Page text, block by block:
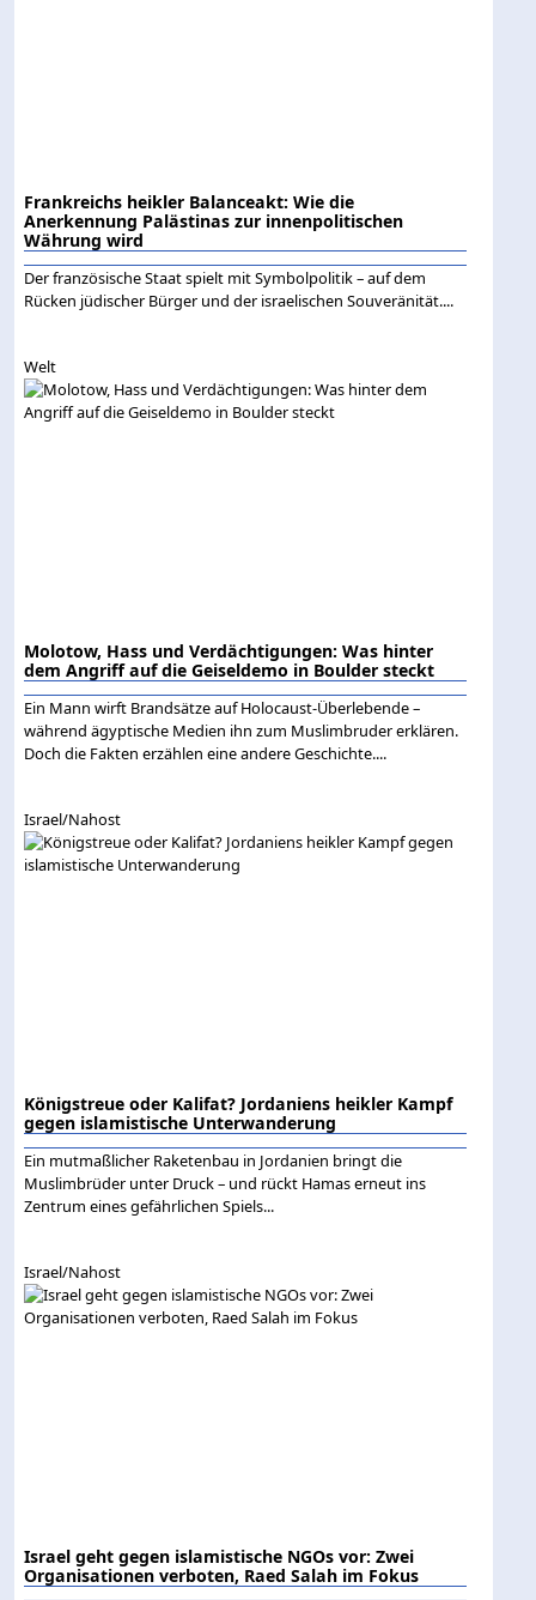
Frankreichs heikler Balanceakt: Wie die
Anerkennung Palästinas zur innenpolitischen
Währung wird
Der französische Staat spielt mit Symbolpolitik – auf dem
Rücken jüdischer Bürger und der israelischen Souveränität....
Welt
Molotow, Hass und Verdächtigungen: Was hinter
dem Angriff auf die Geiseldemo in Boulder steckt
Ein Mann wirft Brandsätze auf Holocaust-Überlebende –
während ägyptische Medien ihn zum Muslimbruder erklären.
Doch die Fakten erzählen eine andere Geschichte....
Israel/Nahost
Königstreue oder Kalifat? Jordaniens heikler Kampf
gegen islamistische Unterwanderung
Ein mutmaßlicher Raketenbau in Jordanien bringt die
Muslimbrüder unter Druck – und rückt Hamas erneut ins
Zentrum eines gefährlichen Spiels...
Israel/Nahost
Israel geht gegen islamistische NGOs vor: Zwei
Organisationen verboten, Raed Salah im Fokus